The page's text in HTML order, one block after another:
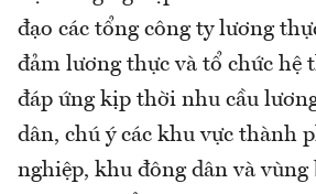
đạo các tổng công ty lương
đảm lương thực và tổ chức hệ
đáp ứng kịp thời nhu cầu
dân, chú ý các khu vực thành
nghiệp, khu đông dân và